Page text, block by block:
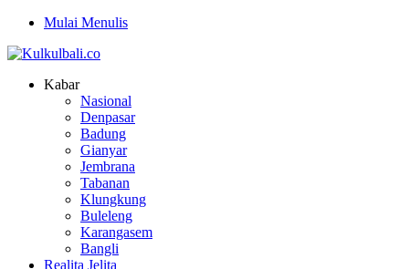
Mulai Menulis
Kabar
Nasional
Denpasar
Badung
Gianyar
Jembrana
Tabanan
Klungkung
Buleleng
Karangasem
Bangli
Realita Jelita